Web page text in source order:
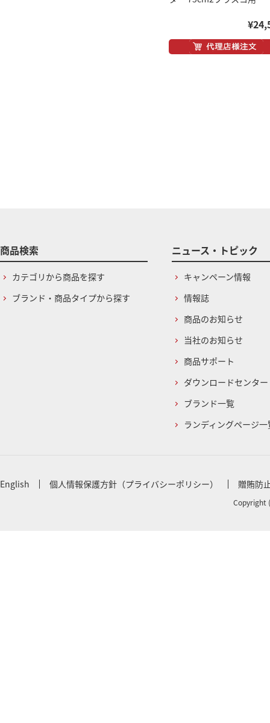
商品検索
カテゴリから商品を探す
ブランド・商品タイプから探す
ニュース・トピック
キャンペーン情報
情報誌
商品のお知らせ
当社のお知らせ
商品サポート
ダウンロードセンター
ブランド一覧
ランディングページ一
English 個人情報保護方針（プライバシーポリシー） 贈賄防
Copyright